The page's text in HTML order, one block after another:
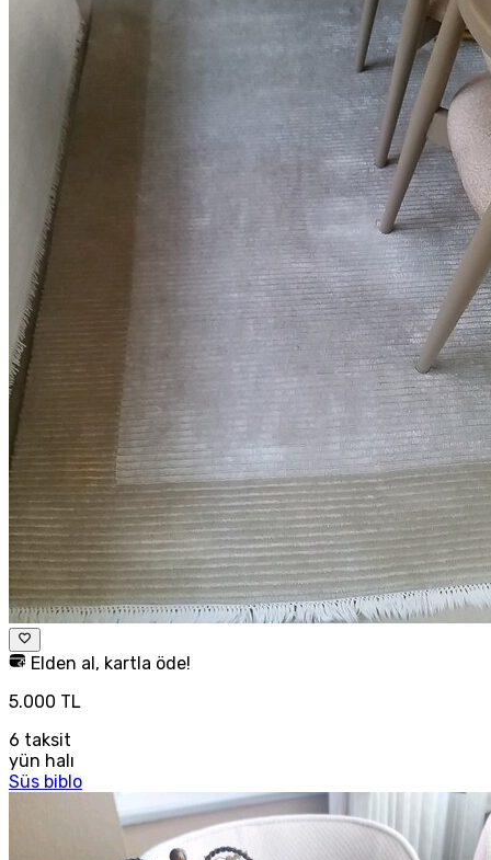
Elden al, kartla öde!
5.000 TL
6 taksit
yün halı
Süs biblo